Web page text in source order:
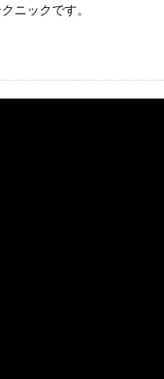
ニックです。